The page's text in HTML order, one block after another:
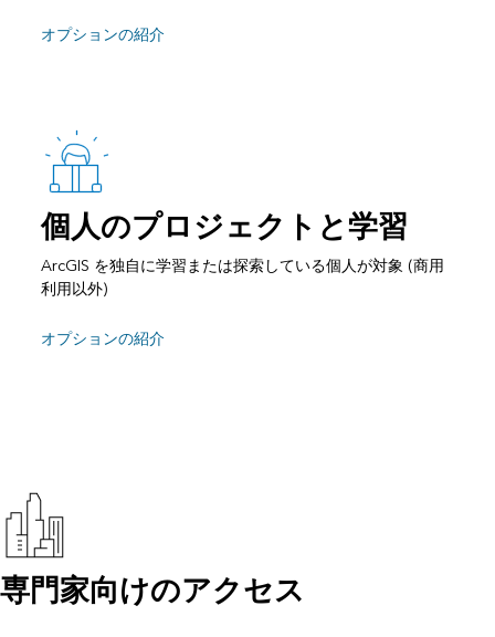
オプションの紹介
個人のプロジェクトと学習
ArcGIS を独自に学習または探索している個人が対象 (商用
利用以外)
オプションの紹介
専門家向けのアクセス